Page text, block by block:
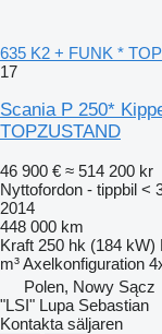
635 K2 + FUNK *
17
Scania P 250*
TOPZUSTAND
46 900 € ≈ 514 200 kr
Nyttofordon - tippbil <
2014
448 000 km
Kraft 250 hk (184 kW)
m³Axelkonfiguration
Polen, Nowy Sącz
"LSI" Lupa Sebastian
Kontakta säljaren